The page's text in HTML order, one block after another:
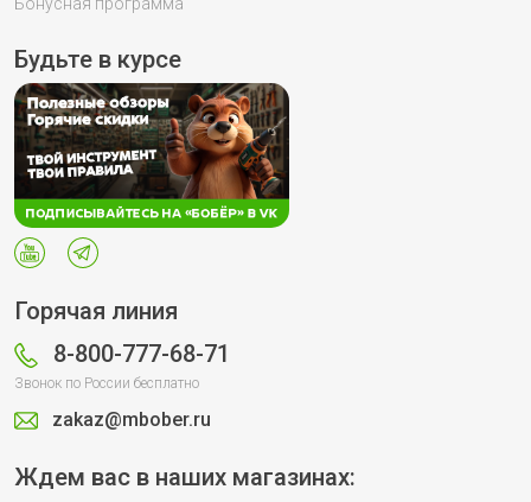
Будьте в курсе
Горячая линия
8-800-777-68-71
Звонок по России бесплатно
zakaz@mbober.ru
Ждем вас в наших магазинах: